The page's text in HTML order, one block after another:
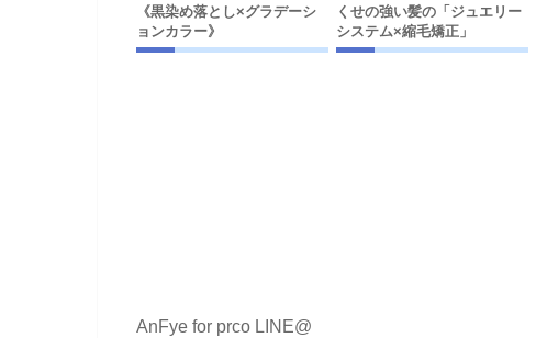
《黒染め落とし×グラデーシ
ョンカラー》
くせの強い髪の「ジュエリー
システム×縮毛矯正」
AnFye for prco LINE@